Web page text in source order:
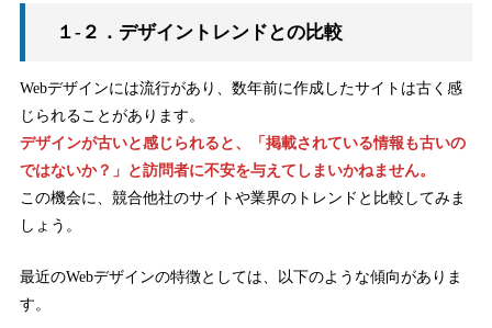
１-２．デザイントレンドとの比較
Webデザインには流行があり、数年前に作成したサイトは古く感
じられることがあります。
デザインが古いと感じられると、「掲載されている情報も古いの
ではないか？」と訪問者に不安を与えてしまいかねません。
この機会に、競合他社のサイトや業界のトレンドと比較してみま
しょう。
最近のWebデザインの特徴としては、以下のような傾向がありま
す。